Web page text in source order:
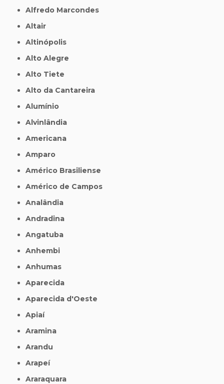
Alfredo Marcondes
Altair
Altinópolis
Alto Alegre
Alto Tiete
Alto da Cantareira
Alumínio
Alvinlândia
Americana
Amparo
Américo Brasiliense
Américo de Campos
Analândia
Andradina
Angatuba
Anhembi
Anhumas
Aparecida
Aparecida d'Oeste
Apiaí
Aramina
Arandu
Arapeí
Araraquara